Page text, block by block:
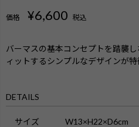
価格 ¥6,600 税込
バーマスの基本コンセプトを踏襲
ィットするシンプルなデザインが特
DETAILS
サイズ W13×H22×D6cm